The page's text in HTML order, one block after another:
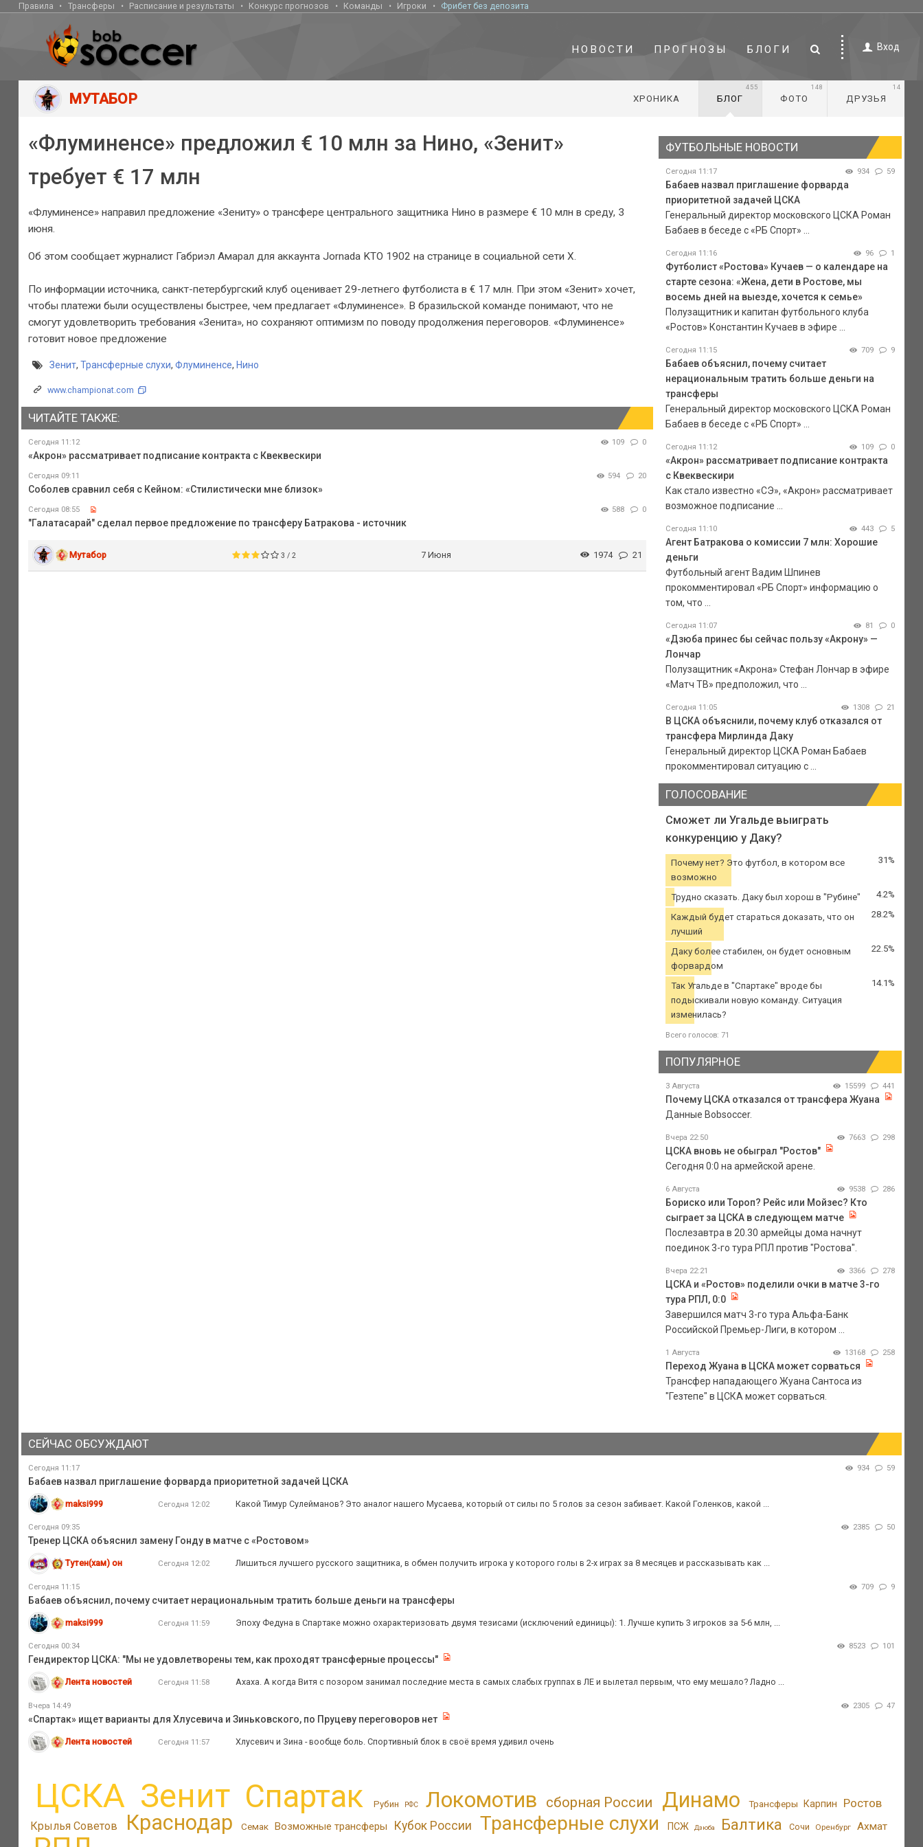
Правила Трансферы Расписание и результаты Конкурс прогнозов Команды Игроки Фрибет без депозита
НОВОСТИ ПРОГНОЗЫ БЛОГИ Вход
МУТАБОР ХРОНИКА БЛОГ
455
ФОТО
148
ДРУЗЬЯ
14
«Флуминенсе» предложил € 10 млн за Нино, «Зенит»
требует € 17 млн
«Флуминенсе» направил предложение «Зениту» о трансфере центрального защитника Нино в размере € 10 млн в среду, 3
июня.
Об этом сообщает журналист Габриэл Амарал для аккаунта Jornada KTO 1902 на странице в социальной сети X.
По информации источника, санкт-петербургский клуб оценивает 29-летнего футболиста в € 17 млн. При этом «Зенит» хочет,
чтобы платежи были осуществлены быстрее, чем предлагает «Флуминенсе». В бразильской команде понимают, что не
смогут удовлетворить требования «Зенита», но сохраняют оптимизм по поводу продолжения переговоров. «Флуминенсе»
готовит новое предложение
Зенит, Трансферные слухи, Флуминенсе, Нино
www.championat.com
ЧИТАЙТЕ ТАКЖЕ:
Сегодня 11:12 109 0
«Акрон» рассматривает подписание контракта с Квеквескири
Сегодня 09:11 594 20
Соболев сравнил себя с Кейном: «Стилистически мне близок»
Сегодня 08:55 588 0
"Галатасарай" сделал первое предложение по трансферу Батракова - источник
Мутабор 3 / 2 7 Июня 1974 21
ФУТБОЛЬНЫЕ НОВОСТИ
Сегодня 11:17 934 59
Бабаев назвал приглашение форварда
приоритетной задачей ЦСКА
Генеральный директор московского ЦСКА Роман
Бабаев в беседе с «РБ Спорт» ...
Сегодня 11:16 96 1
Футболист «Ростова» Кучаев — о календаре на
старте сезона: «Жена, дети в Ростове, мы
восемь дней на выезде, хочется к семье»
Полузащитник и капитан футбольного клуба
«Ростов» Константин Кучаев в эфире ...
Сегодня 11:15 709 9
Бабаев объяснил, почему считает
нерациональным тратить больше деньги на
трансферы
Генеральный директор московского ЦСКА Роман
Бабаев в беседе с «РБ Спорт» ...
Сегодня 11:12 109 0
«Акрон» рассматривает подписание контракта
с Квеквескири
Как стало известно «СЭ», «Акрон» рассматривает
возможное подписание ...
Сегодня 11:10 443 5
Агент Батракова о комиссии 7 млн: Хорошие
деньги
Футбольный агент Вадим Шпинев
прокомментировал «РБ Спорт» информацию о
том, что ...
Сегодня 11:07 81 0
«Дзюба принес бы сейчас пользу «Акрону» —
Лончар
Полузащитник «Акрона» Стефан Лончар в эфире
«Матч ТВ» предположил, что ...
Сегодня 11:05 1308 21
В ЦСКА объяснили, почему клуб отказался от
трансфера Мирлинда Даку
Генеральный директор ЦСКА Роман Бабаев
прокомментировал ситуацию с ...
ГОЛОСОВАНИЕ
Сможет ли Угальде выиграть
конкуренцию у Даку?
Почему нет? Это футбол, в котором все
возможно
31%
Трудно сказать. Даку был хорош в "Рубине" 4.2%
Каждый будет стараться доказать, что он
лучший
28.2%
Даку более стабилен, он будет основным
форвардом
22.5%
Так Угальде в "Спартаке" вроде бы
подыскивали новую команду. Ситуация
изменилась?
14.1%
Всего голосов: 71
ПОПУЛЯРНОЕ
3 Августа 15599 441
Почему ЦСКА отказался от трансфера Жуана
Данные Bobsoccer.
Вчера 22:50 7663 298
ЦСКА вновь не обыграл "Ростов"
Сегодня 0:0 на армейской арене.
6 Августа 9538 286
Бориско или Тороп? Рейс или Мойзес? Кто
сыграет за ЦСКА в следующем матче
Послезавтра в 20.30 армейцы дома начнут
поединок 3-го тура РПЛ против "Ростова".
Вчера 22:21 3366 278
ЦСКА и «Ростов» поделили очки в матче 3-го
тура РПЛ, 0:0
Завершился матч 3-го тура Альфа-Банк
Российской Премьер-Лиги, в котором ...
1 Августа 13168 258
Переход Жуана в ЦСКА может сорваться
Трансфер нападающего Жуана Сантоса из
"Гезтепе" в ЦСКА может сорваться.
СЕЙЧАС ОБСУЖДАЮТ
Сегодня 11:17 934 59
Бабаев назвал приглашение форварда приоритетной задачей ЦСКА
maksi999 Сегодня 12:02 Какой Тимур Сулейманов? Это аналог нашего Мусаева, который от силы по 5 голов за сезон забивает. Какой Голенков, какой ...
Сегодня 09:35 2385 50
Тренер ЦСКА объяснил замену Гонду в матче с «Ростовом»
Тутен(хам) он Сегодня 12:02 Лишиться лучшего русского защитника, в обмен получить игрока у которого голы в 2-х играх за 8 месяцев и рассказывать как ...
Сегодня 11:15 709 9
Бабаев объяснил, почему считает нерациональным тратить больше деньги на трансферы
maksi999 Сегодня 11:59 Эпоху Федуна в Спартаке можно охарактеризовать двумя тезисами (исключений единицы): 1. Лучше купить 3 игроков за 5-6 млн, ...
Сегодня 00:34 8523 101
Гендиректор ЦСКА: "Мы не удовлетворены тем, как проходят трансферные процессы"
Лента новостей Сегодня 11:58 Ахаха. А когда Витя с позором занимал последние места в самых слабых группах в ЛЕ и вылетал первым, что ему мешало? Ладно ...
Вчера 14:49 2305 47
«Спартак» ищет варианты для Хлусевича и Зиньковского, по Пруцеву переговоров нет
Лента новостей Сегодня 11:57 Хлусевич и Зина - вообще боль. Спортивный блок в своë время удивил очень
ЦСКА Зенит Спартак Рубин РФС Локомотив сборная России Динамо Трансферы Карпин Ростов
Крылья Советов Краснодар Семак Возможные трансферы Кубок России Трансферные слухи ПСЖ Дзюба Балтика Сочи Оренбург Ахмат